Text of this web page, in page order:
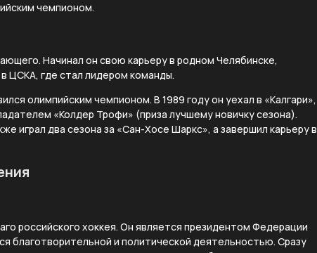
чемпионом.
Начинал он свою карьеру в родном Челябинске,
ЦСКА, где стал лидером команды.
олимпийским чемпионом. В 1989 году он уехал в «Калгари»,
«Колдер Трофи» (приза лучшему новичку сезона).
играл два сезона за «Сан-Хосе Шаркс», а завершил карьеру в
российского хоккея. Он является президентом Федерации
благотворительной и политической деятельностью. Сразу